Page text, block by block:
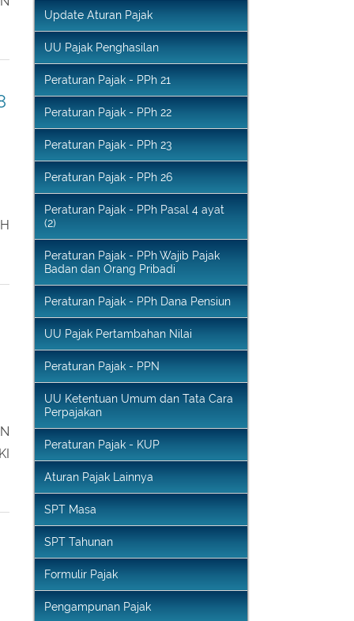
Penghitungan Pajak
Update Aturan Pajak
UU Pajak Penghasilan
Peraturan Pajak - PPh 21
Peraturan Pajak - PPh 22
Peraturan Pajak - PPh 23
Peraturan Pajak - PPh 26
Peraturan Pajak - PPh Pasal 4 ayat
(2)
Peraturan Pajak - PPh Wajib Pajak
Badan dan Orang Pribadi
Peraturan Pajak - PPh Dana Pensiun
UU Pajak Pertambahan Nilai
Peraturan Pajak - PPN
UU Ketentuan Umum dan Tata Cara
Perpajakan
Peraturan Pajak - KUP
Aturan Pajak Lainnya
SPT Masa
SPT Tahunan
Formulir Pajak